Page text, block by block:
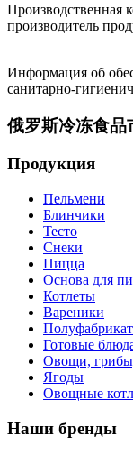
Производственная
производитель
Информация об
санитарно-
俄罗斯冷冻食品
Продукция
Пельмени
Блинчики
Тесто
Снеки
Пицца
Основа для
Котлеты
Вареники
Готовые
Овощи,
Ягоды
Овощные
Наши бренды